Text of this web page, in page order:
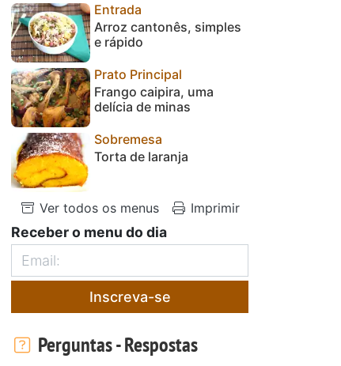
Entrada
Arroz cantonês, simples
e rápido
Prato Principal
Frango caipira, uma
delícia de minas
Sobremesa
Torta de laranja
Ver todos os menus Imprimir
Receber o menu do dia
Inscreva-se
Perguntas - Respostas